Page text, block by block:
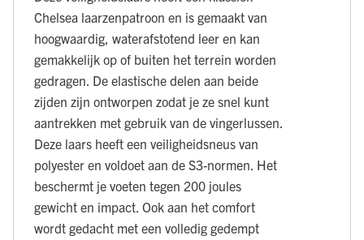
Chelsea laarzenpatroon en is gemaakt van
hoogwaardig, waterafstotend leer en kan
gemakkelijk op of buiten het terrein worden
gedragen. De elastische delen aan beide
zijden zijn ontworpen zodat je ze snel kunt
aantrekken met gebruik van de vingerlussen.
Deze laars heeft een veiligheidsneus van
polyester en voldoet aan de S3-normen. Het
beschermt je voeten tegen 200 joules
gewicht en impact. Ook aan het comfort
wordt gedacht met een volledig gedempt